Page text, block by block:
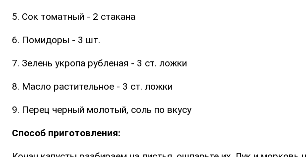
5. Сок томатный - 2 стакана
6. Помидоры - 3 шт.
7. Зелень укропа рубленая - 3 ст. ложки
8. Масло растительное - 3 ст. ложки
9. Перец черный молотый, соль по вкусу
Способ приготовления: